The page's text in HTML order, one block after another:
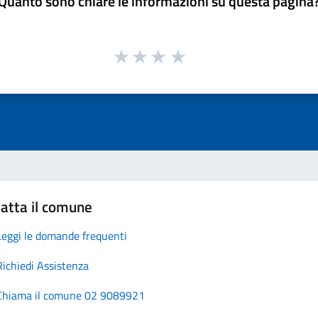
il comune
le domande frequenti
Assistenza
il comune 02 9089921